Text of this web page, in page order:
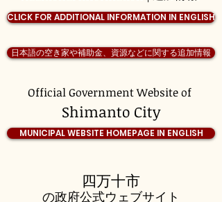
Official Government Website of
CLICK FOR ADDITIONAL INFORMATION IN ENGLISH
Shimanto City
日本語の空き家や補助金、資源などに関する追加情報
MUNICIPAL WEBSITE HOMEPAGE IN ENGLISH
四万十市
の政府公式ウェブサイト